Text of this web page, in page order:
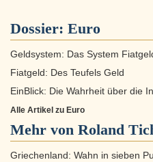
Dossier: Euro
Geldsystem: Das System
Fiatgeld: Des Teufels Geld
EinBlick: Die Wahrheit über die
Alle Artikel zu Euro
Mehr von Roland
Griechenland: Wahn in sieben